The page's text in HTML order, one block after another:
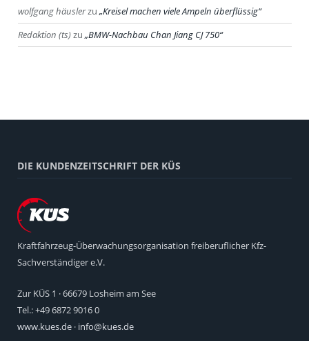
wolfgang häuslerzu Kreisel machen viele Ampeln überflüssig
Redaktion (ts) zu BMW-Nachbau Chan Jiang CJ 750
DIE KUNDENZEITSCHRIFT DER KÜS
Kraftfahrzeug-Überwachungsorganisation freiberuflicher Kfz-
Sachverständiger e.V.
Zur KÜS 1 · 66679 Losheim am See
Tel.: +49 6872 9016 0
www.kues.de · info@kues.de